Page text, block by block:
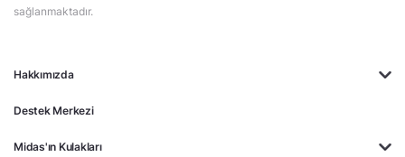
Hakkımızda
Destek Merkezi
Midas'ın Kulakları
sağlanmaktadır.